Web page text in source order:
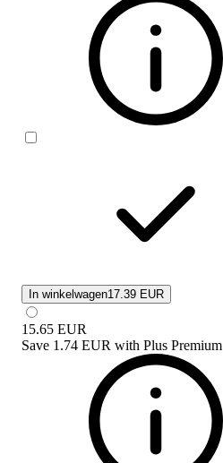
In winkelwagen17.39 EUR
15.65 EUR
Save 1.74 EUR with Plus Premium